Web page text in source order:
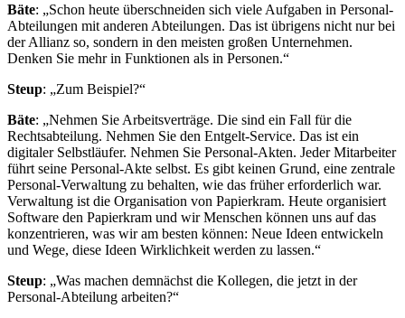
Bäte: „Schon heute überschneiden sich viele Aufgaben in Personal-
Abteilungen mit anderen Abteilungen. Das ist übrigens nicht nur bei
der Allianz so, sondern in den meisten großen Unternehmen.
Denken Sie mehr in Funktionen als in Personen.“
Steup: „Zum Beispiel?“
Bäte: „Nehmen Sie Arbeitsverträge. Die sind ein Fall für die
Rechtsabteilung. Nehmen Sie den Entgelt-Service. Das ist ein
digitaler Selbstläufer. Nehmen Sie Personal-Akten. Jeder Mitarbeiter
führt seine Personal-Akte selbst. Es gibt keinen Grund, eine zentrale
Personal-Verwaltung zu behalten, wie das früher erforderlich war.
Verwaltung ist die Organisation von Papierkram. Heute organisiert
Software den Papierkram und wir Menschen können uns auf das
konzentrieren, was wir am besten können: Neue Ideen entwickeln
und Wege, diese Ideen Wirklichkeit werden zu lassen.“
Steup: „Was machen demnächst die Kollegen, die jetzt in der
Personal-Abteilung arbeiten?“